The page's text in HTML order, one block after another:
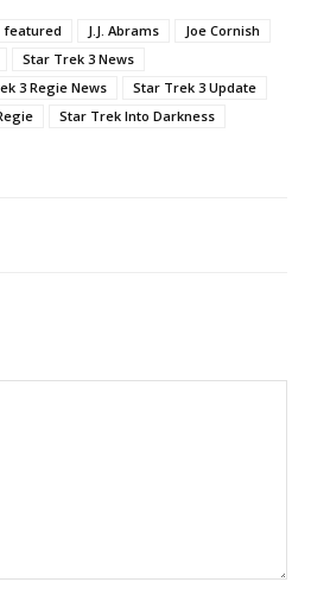
featured J.J. Abrams
Joe Cornish
Star Trek 3 News
3 Regie News
Star Trek 3 Update
Star Trek Into Darkness